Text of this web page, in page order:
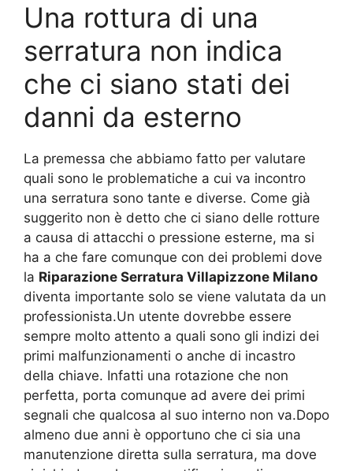
Una rottura di una
serratura non indica
che ci siano stati dei
danni da esterno
La premessa che abbiamo fatto per valutare
quali sono le problematiche a cui va incontro
una serratura sono tante e diverse. Come già
suggerito non è detto che ci siano delle rotture
a causa di attacchi o pressione esterne, ma si
ha a che fare comunque con dei problemi dove
la Riparazione Serratura Villapizzone Milano
diventa importante solo se viene valutata da un
professionista.Un utente dovrebbe essere
sempre molto attento a quali sono gli indizi dei
primi malfunzionamenti o anche di incastro
della chiave. Infatti una rotazione che non
perfetta, porta comunque ad avere dei primi
segnali che qualcosa al suo interno non va.Dopo
almeno due anni è opportuno che ci sia una
manutenzione diretta sulla serratura, ma dove